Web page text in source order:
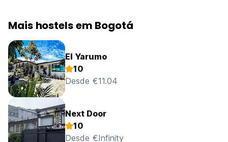
Mais hostels em Bogotá
El Yarumo
10
Desde €11.04
Next Door
10
Desde €Infinity